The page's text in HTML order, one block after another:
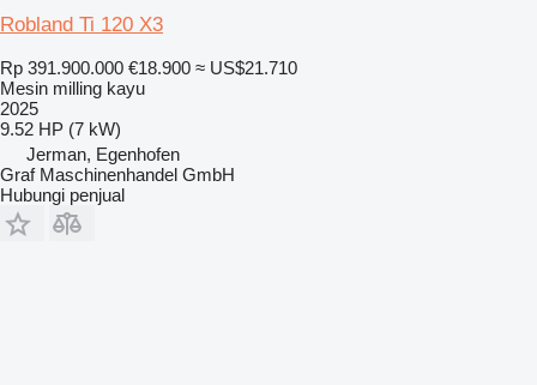
Robland Ti 120 X3
Rp 391.900.000 €18.900 ≈ US$21.710
Mesin milling kayu
2025
9.52 HP (7 kW)
Jerman, Egenhofen
Graf Maschinenhandel GmbH
Hubungi penjual